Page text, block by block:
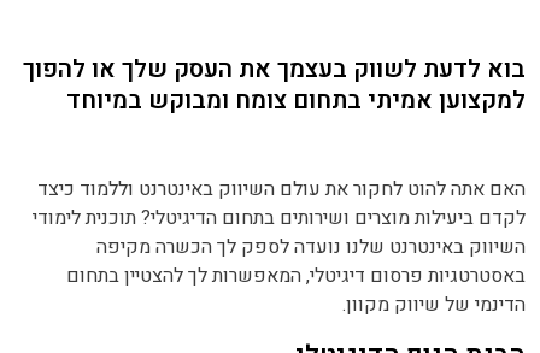
בוא לדעת לשווק בעצמך את העסק שלך או להפוך
למקצוען אמיתי בתחום צומח ומבוקש במיוחד
האם אתה להוט לחקור את עולם השיווק באינטרנט וללמוד כיצד
לקדם ביעילות מוצרים ושירותים בתחום הדיגיטלי? תוכנית לימודי
השיווק באינטרנט שלנו נועדה לספק לך הכשרה מקיפה
באסטרטגיות פרסום דיגיטלי, המאפשרות לך להצטיין בתחום
הדינמי של שיווק מקוון.